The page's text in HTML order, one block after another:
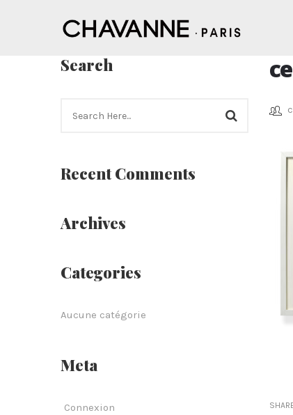
Search
Recent Comments
Archives
Categories
Aucune catégorie
Meta
Connexion